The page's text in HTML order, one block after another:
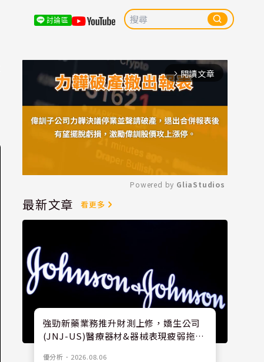
討論區
arrow_forward_ios 閱讀文章
Mute
Powered by GliaStudios
最新文章 看更多
強勁新藥業務推升財測上修，嬌生公司
(JNJ-US)醫療器材&器械表現疲弱拖累
優分析 ． 2026.08.06